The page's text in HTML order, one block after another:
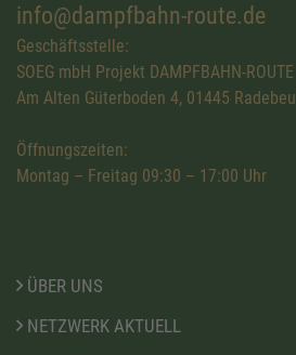
info@dampfbahn-route.de
Geschäftsstelle:
SOEG mbH Projekt DAMPFBAHN-ROUTE
Am Alten Güterboden 4, 01445 Radebeul
Öffnungszeiten:
Montag – Freitag 09:30 – 17:00 Uhr
ÜBER UNS
NETZWERK AKTUELL